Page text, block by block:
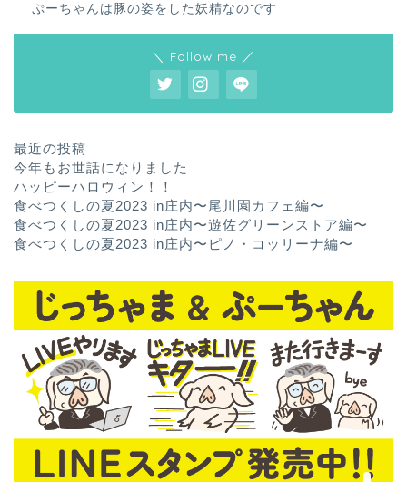
ぷーちゃんは豚の姿をした妖精なのです
＼ Follow me ／
最近の投稿
今年もお世話になりました
ハッピーハロウィン！！
食べつくしの夏2023 in庄内〜尾川園カフェ編〜
食べつくしの夏2023 in庄内〜遊佐グリーンストア編〜
食べつくしの夏2023 in庄内〜ピノ・コッリーナ編〜
ホーム
お問い合わせ